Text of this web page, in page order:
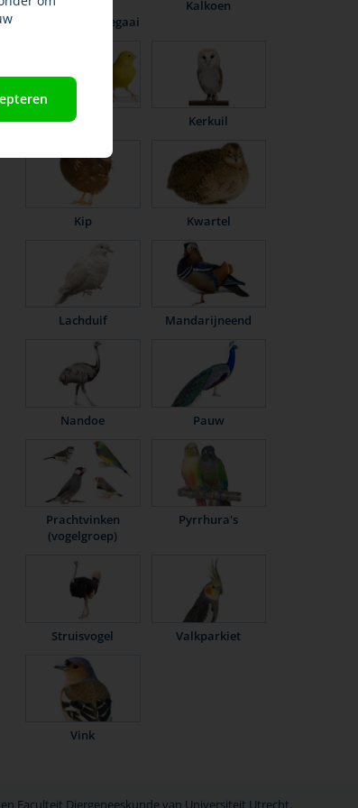
roodstaartpapegaai
Kalkoen
Kanarie Kerkuil
Kip Kwartel
Lachduif Mandarijneend
Nandoe Pauw
Prachtvinken
(vogelgroep)
Pyrrhura's
Struisvogel Valkparkiet
Vink
Faculteit Diergeneeskunde van Universiteit Utrecht.